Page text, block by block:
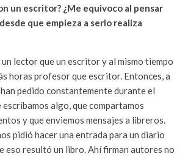
un escritor? ¿Me equivoco al pensar
que empieza a serlo realiza
lector que un escritor y al mismo tiempo
horas profesor que escritor. Entonces, a
pedido constantemente durante el
algo, que compartamos
y que enviemos mensajes a libreros.
pidió hacer una entrada para un diario
eso resultó un libro. Ahí firman autores no